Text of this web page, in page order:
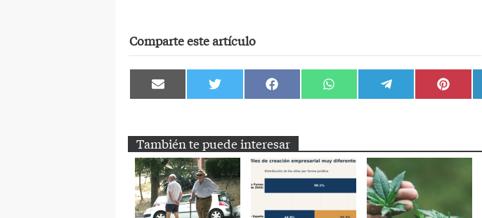
Comparte este artículo
Compartir
en
Compartir
en
Compartir
en
Compartir
en
Compartir
en
Compartir
en
También te puede interesar